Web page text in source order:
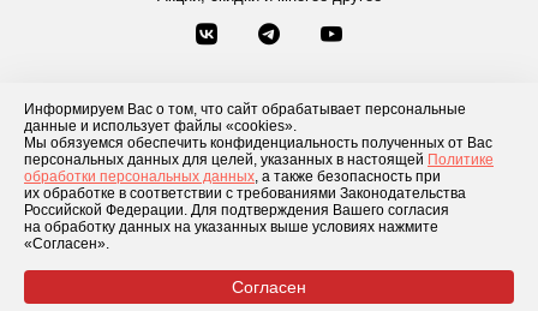
Информируем Вас о том, что сайт обрабатывает персональные
данные и использует файлы «cookies».
Мы обязуемся обеспечить конфиденциальность полученных от Вас
персональных данных для целей, указанных в настоящей Политике
обработки персональных данных, а также безопасность при
их обработке в соответствии с требованиями Законодательства
Российской Федерации. Для подтверждения Вашего согласия
на обработку данных на указанных выше условиях нажмите
«Согласен».
Согласен
Контакты
Посмотреть другие способы связи
Каталог товаров О компании Доставка и оплата Блог
Условия рассрочки
Контакты
© 2026 «GLADIATOR»